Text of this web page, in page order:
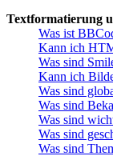
Textformatierung
Was ist
Kann ich
Was sind
Kann ich
Was sind
Was sind
Was sind
Was sind
Was sind